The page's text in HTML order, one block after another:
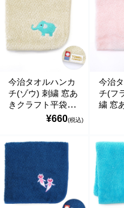
今治タオルハンカ
チ(ゾウ) 刺繍 窓あ
きクラフト平袋入
り ハイメン¥660(税込)
今治
チ(フ
繍 窓
平袋
の偽のEメールが届くという
す。当店で注文をしていない
に覚えのない場合は、メール
プしたり絶対にしないようご
は、弊社またはヤマト運輸に
年10月31日(木)〕
**夏期休業日のお知らせ**
夏期休業日とさせていただき
ら8月16日(金)14:00の間のご
す。ご了承のほどお願い申し
■Amaricoドッグフード グレイ
ンフリー成犬～シニア犬用（
Amaricoドッグフード
■ ステイロイヤル グレインフリ